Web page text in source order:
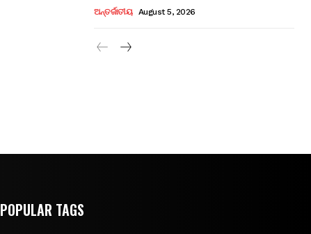
ଅନ୍ତର୍ଜାତୀୟ August 5, 2026
POPULAR TAGS